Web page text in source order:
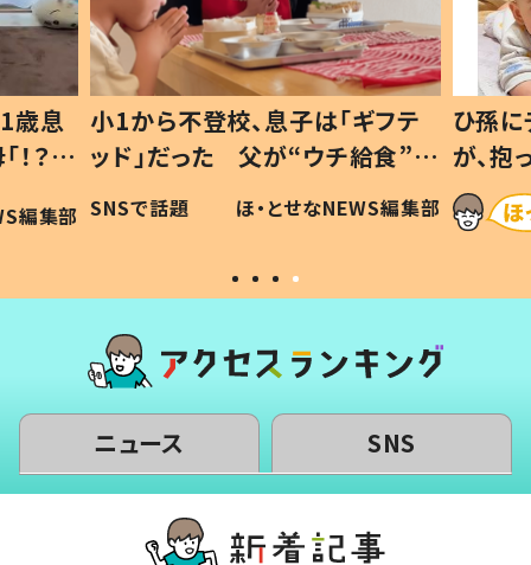
歳息
？」
編集部
小1から不登校、息子は「ギフテ
ッド」だった 父が“ウチ給食”を
作り続ける理由とは #令和の親
#令和の子
SNSで話題 ほ・とせなNEWS編集部
ひ孫
が、
「涙が
い」
ニュース SNS